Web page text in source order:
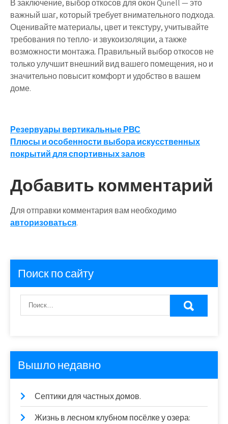
В заключение, выбор откосов для окон Qunell — это
важный шаг, который требует внимательного подхода.
Оценивайте материалы, цвет и текстуру, учитывайте
требования по тепло- и звукоизоляции, а также
возможности монтажа. Правильный выбор откосов не
только улучшит внешний вид вашего помещения, но и
значительно повысит комфорт и удобство в вашем
доме.
Навигация
по
Резервуары вертикальные РВС
Плюсы и особенности выбора искусственных
покрытий для спортивных залов
Добавить комментарий
Для отправки комментария вам необходимо
авторизоваться.
Поиск по сайту
Вышло недавно
Септики для частных домов.
Жизнь в лесном клубном посёлке у озера: